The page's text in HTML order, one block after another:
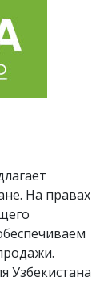
На правах
Узбекистана